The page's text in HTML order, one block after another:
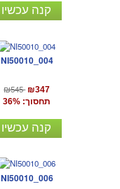
קנה עכשיו
NI50010_004
₪545 ₪347
תחסוך: 36%
קנה עכשיו
NI50010_006